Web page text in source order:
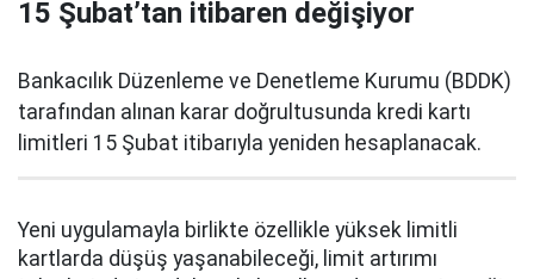
15 Şubat’tan itibaren değişiyor
Bankacılık Düzenleme ve Denetleme Kurumu (BDDK)
tarafından alınan karar doğrultusunda kredi kartı
limitleri 15 Şubat itibarıyla yeniden hesaplanacak.
Yeni uygulamayla birlikte özellikle yüksek limitli
kartlarda düşüş yaşanabileceği, limit artırımı